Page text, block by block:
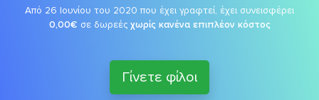
Από 26 Ιουνίου του 2020 που έχει γραφτεί, έχει συνεισφέρει
0,00€ σε δωρεές χωρίς κανένα επιπλέον κόστος
Γίνετε φίλοι